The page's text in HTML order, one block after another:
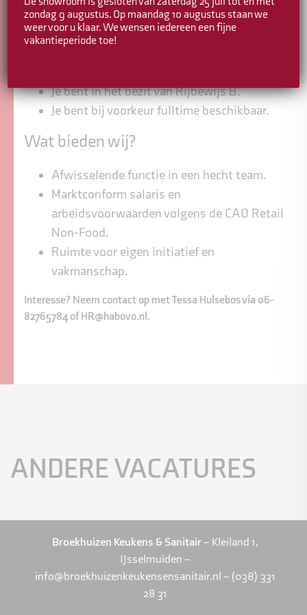
installateur of vergelijkbaar.
Je bent zelfstandig, nauwkeurig en
Je bent in het bezit van Rijbewijs B.
Je bent bij voorkeur fulltime beschikbaar.
Wat bieden wij?
Afwisselende functie in een hecht team.
Marktconform salaris en
arbeidsvoorwaarden volgens de CAO Retail
Non-Food.
Ruimte voor eigen initiatief en
vakmanschap.
Interesse? Neem contact op met Tessa Hulsebos via 06-
82765784 of HR@habovo.nl.
ANDERE VACATURES
Broekhuizen Keukens & Sanitair– Kleiland 1,
IJsselmuiden –
info@broekhuizenkeukensensanitair.nl – (038) 331
28 31
zondag 9 augustus. Op maandag 10 augustus staan we
weer voor u klaar. We wensen iedereen een fijne
vakantieperiode toe!